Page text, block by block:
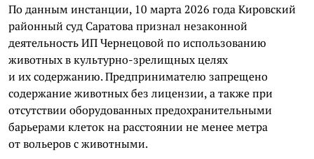
По данным инстанции, 10 марта 2026 года Кировский
районный суд Саратова признал незаконной
деятельность ИП Чернецовой по использованию
животных в культурно-зрелищных целях
и их содержанию. Предпринимателю запрещено
содержание животных без лицензии, а также при
отсутствии оборудованных предохранительными
барьерами клеток на расстоянии не менее метра
от вольеров с животными.